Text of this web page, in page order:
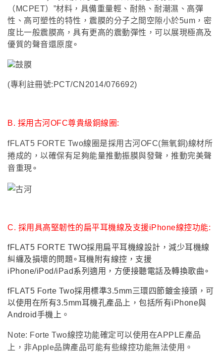
（MCPET）”材料，具備重量輕、耐熱、耐潮濕、高彈
性、高可塑性的特性，震膜的分子之間空隙小於5um，密
度比一般震膜高，具有更高的震動彈性，可以展現極高及
優質的聲音還原度∘
(專利註冊號:PCT/CN2014/076692)
B. 採用古河OFC尊貴級銅線圈:
fFLAT5 FORTE Two線圈是採用古河OFC(無氧銅)線材所
捲成的，以確保有足夠能量推動振膜與發聲 ， 推動完美聲
音重現∘
C. 採用具高堅韌性的扁平耳機線及支援iPhone線控功能:
fFLAT5 FORTE TWO採用扁平耳機線設計，減少耳機線
糾纏及損壞的問題∘耳機附有線控，支援
iPhone/iPod/iPad系列適用，方便接聽電話及轉換歌曲∘
fFLAT5 Forte Two採用標準3.5mm三環四節鍍金接頭，可
以使用在所有3.5mm耳機孔產品上，包括所有iPhone與
Android手機上 。
Note: Forte Two線控功能確定可以使用在APPLE產品
上，非Apple品牌產品可能有些線控功能無法使用。